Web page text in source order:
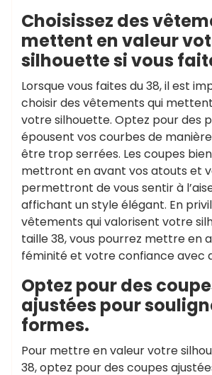
Choisissez des
mettent en valeur
silhouette si vous
Lorsque vous faites du 38, il est
choisir des vêtements qui
votre silhouette. Optez pour des
épousent vos courbes de
être trop serrées. Les coupes
mettront en avant vos atouts et
permettront de vous sentir à
affichant un style élégant. En
vêtements qui valorisent votre
taille 38, vous pourrez mettre en
féminité et votre confiance avec
Optez pour des
ajustées pour
formes.
Pour mettre en valeur votre
38, optez pour des coupes